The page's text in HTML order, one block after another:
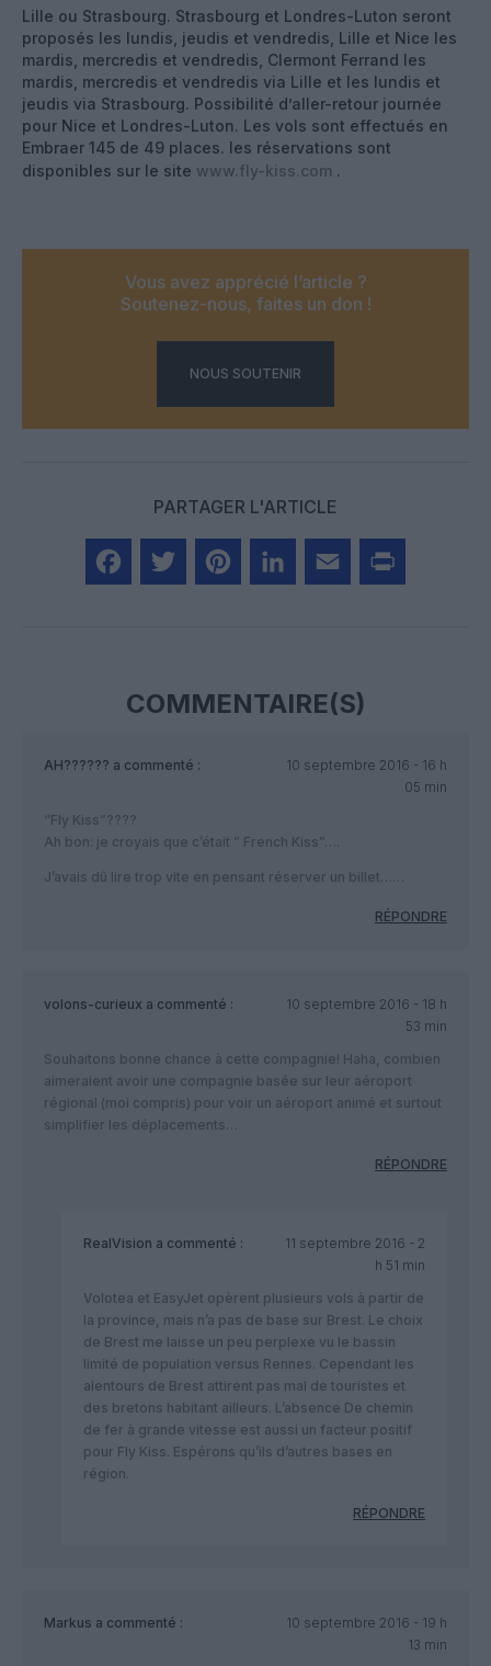
Lille ou Strasbourg. Strasbourg et Londres-Luton seront
proposés les lundis, jeudis et vendredis, Lille et Nice les
mardis, mercredis et vendredis, Clermont Ferrand les
mardis, mercredis et vendredis via Lille et les lundis et
jeudis via Strasbourg. Possibilité d’aller-retour journée
pour Nice et Londres-Luton. Les vols sont effectués en
Embraer 145 de 49 places. les réservations sont
disponibles sur le site www.fly-kiss.com .
Vous avez apprécié l’article ?
Soutenez-nous, faites un don !
NOUS SOUTENIR
PARTAGER L'ARTICLE
COMMENTAIRE(S)
AH?????? a commenté :
10 septembre 2016 - 16 h
05 min
“Fly Kiss”????
Ah bon: je croyais que c’était ” French Kiss”….
J’avais dû lire trop vite en pensant réserver un billet……
RÉPONDRE
volons-curieux a commenté :
10 septembre 2016 - 18 h
53 min
Souhaitons bonne chance à cette compagnie! Haha, combien
aimeraient avoir une compagnie basée sur leur aéroport
régional (moi compris) pour voir un aéroport animé et surtout
simplifier les déplacements…
RÉPONDRE
RealVision a commenté :
11 septembre 2016 - 2
h 51 min
Volotea et EasyJet opèrent plusieurs vols à partir de
la province, mais n’a pas de base sur Brest. Le choix
de Brest me laisse un peu perplexe vu le bassin
limité de population versus Rennes. Cependant les
alentours de Brest attirent pas mal de touristes et
des bretons habitant ailleurs. L’absence De chemin
de fer à grande vitesse est aussi un facteur positif
pour Fly Kiss. Espérons qu’ils d’autres bases en
région.
RÉPONDRE
Markus a commenté :
10 septembre 2016 - 19 h
13 min